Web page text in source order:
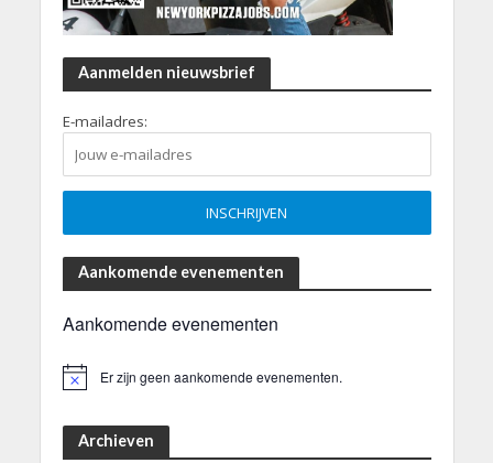
Aanmelden nieuwsbrief
E-mailadres:
Aankomende evenementen
Aankomende evenementen
Er zijn geen aankomende evenementen.
Archieven